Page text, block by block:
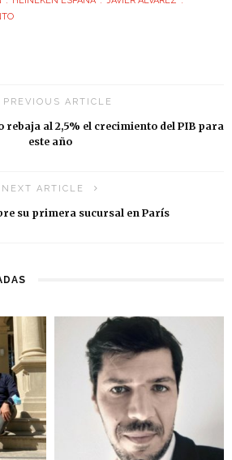
PREVIOUS ARTICLE
rebaja al 2,5% el crecimiento del PIB para
este año
NEXT ARTICLE
su primera sucursal en París